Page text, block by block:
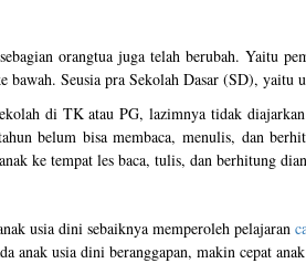
orangtua juga telah berubah. Yaitu
bawah. Seusia pra Sekolah Dasar (SD),
di TK atau PG, lazimnya tidak
belum bisa membaca, menulis, dan
ke tempat les baca, tulis, dan berhitung
usia dini sebaiknya memperoleh pelajaran
anak usia dini beranggapan, makin cepat